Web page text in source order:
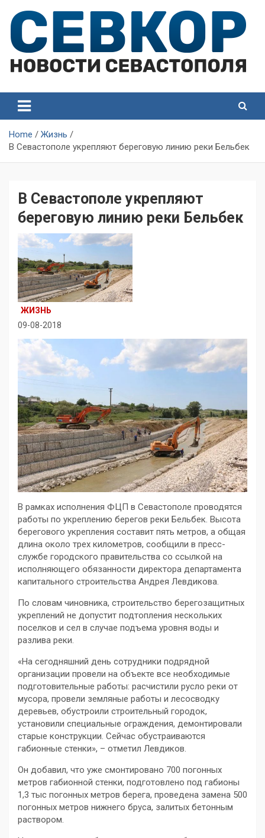
content
Севастополя
Севастополя
Home
Жизнь
В Севастополе укрепляют береговую линию реки Бельбек
В Севастополе укрепляют
береговую линию реки Бельбек
ЖИЗНЬ
09-08-2018
В рамках исполнения ФЦП в Севастополе проводятся
работы по укреплению берегов реки Бельбек. Высота
берегового укрепления составит пять метров, а общая
длина около трех километров, сообщили в пресс-
службе городского правительства со ссылкой на
исполняющего обязанности директора департамента
капитального строительства Андрея Левдикова.
По словам чиновника, строительство берегозащитных
укреплений не допустит подтопления нескольких
поселков и сел в случае подъема уровня воды и
разлива реки.
«На сегодняшний день сотрудники подрядной
организации провели на объекте все необходимые
подготовительные работы: расчистили русло реки от
мусора, провели земляные работы и лесосводку
деревьев, обустроили строительный городок,
установили специальные ограждения, демонтировали
старые конструкции. Сейчас обустраиваются
габионные стенки», – отметил Левдиков.
Он добавил, что уже смонтировано 700 погонных
метров габионной стенки, подготовлено под габионы
1,3 тыс погонных метров берега, проведена замена 500
погонных метров нижнего бруса, залитых бетонным
раствором.